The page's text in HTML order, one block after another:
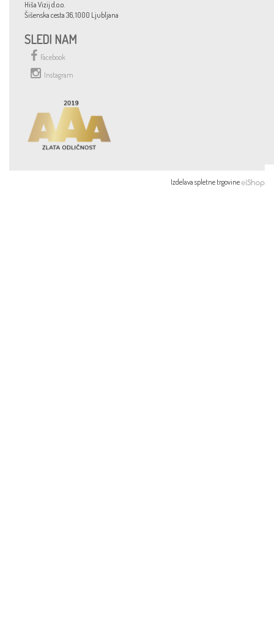
Hiša Vizij d.o.o.
Šišenska cesta 36, 1000 Ljubljana
SLEDI NAM
Facebook
Instagram
Izdelava spletne trgovine